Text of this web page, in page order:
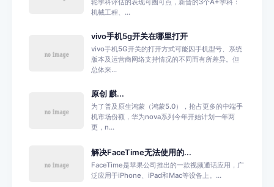
轮学科评估的表现可圈可点，新晋的3个A+学科：
机械工程、...
vivo手机5g开关在哪里打开
vivo手机5G开关的打开方式可能因手机型号、系统
版本及运营商网络支持情况的不同而有所差异。但
总体来...
原创 麒...
为了普及原生鸿蒙（鸿蒙5.0），抢占更多的中端手
机市场份额，华为nova系列今年开始计划一年两
更，n...
解决FaceTime无法使用的...
FaceTime是苹果公司推出的一款视频通话应用，广
泛应用于iPhone、iPad和Mac等设备上。...